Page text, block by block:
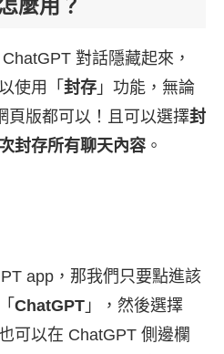
麼用？
對話隱藏起來，
使用「 封存 」功能，無論
頁版都可以！且可以選擇封
封存所有聊天內容 。
app，那我們只要點進該
ChatGPT 」，然後選擇
可以在 ChatGPT 側邊欄